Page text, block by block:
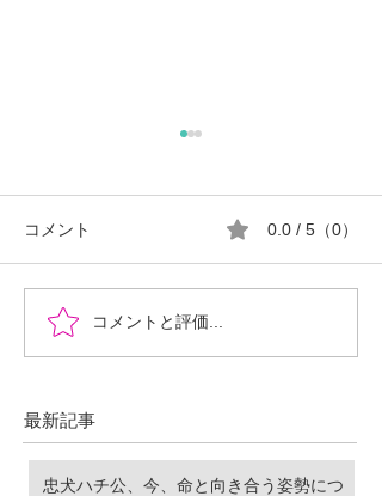
【過酷な高原に生きる
「虚無」のハンター：チ
（Vulpes ferrilata）
コメント 0.0 / 5（0）
コメントと評価...
最新記事
忠犬ハチ公、今、命と向き合う姿勢につ